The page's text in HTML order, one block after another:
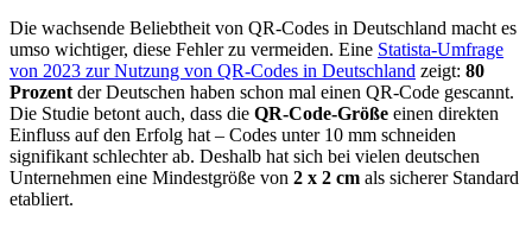
Die wachsende Beliebtheit von QR-Codes in Deutschland macht es
umso wichtiger, diese Fehler zu vermeiden. Eine Statista-Umfrage
von 2023 zur Nutzung von QR-Codes in Deutschland zeigt: 80
Prozent der Deutschen haben schon mal einen QR-Code gescannt.
Die Studie betont auch, dass die QR-Code-Größe einen direkten
Einfluss auf den Erfolg hat – Codes unter 10 mm schneiden
signifikant schlechter ab. Deshalb hat sich bei vielen deutschen
Unternehmen eine Mindestgröße von 2 x 2 cm als sicherer Standard
etabliert.